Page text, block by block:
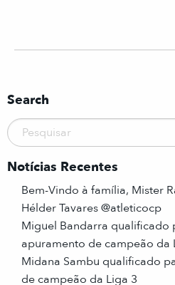
Search
Notícias Recentes
Bem-Vindo à família, Mister
Hélder Tavares @atleticocp
Miguel Bandarra qualificado
apuramento de campeão da
Midana Sambu qualificado
de campeão da Liga 3